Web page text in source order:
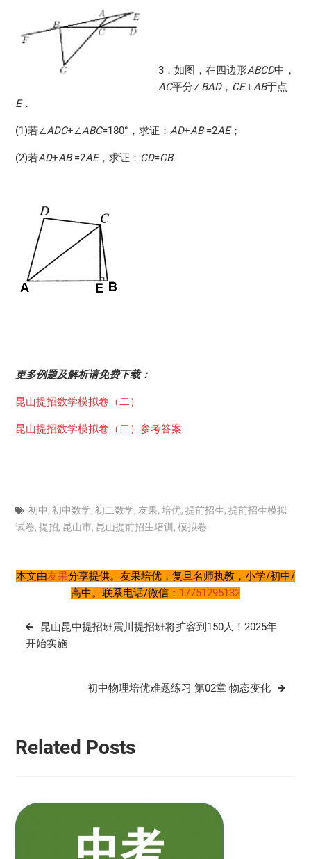
3．如图，在四边形ABCD中，
AC平分∠BAD， CE⊥AB于点
E．
(1)若∠ADC+∠ABC=180°，求证： AD+AB=2AE；
(2)若AD+AB=2AE，求证： CD=CB.
更多例题及解析请免费下载：
昆山提招数学模拟卷（二）
昆山提招数学模拟卷（二）参考答案
初中, 初中数学, 初二数学, 友果, 培优, 提前招生, 提前招生模拟
试卷, 提招, 昆山市, 昆山提前招生培训 , 模拟卷
本文由友果分享提供。友果培优，复旦名师执教，小学/初中/
高中。联系电话/微信： 17751295132
文
章
昆山昆中提招班震川提招班将扩容到150人！2025年
开始实施
初中物理培优难题练习 第02章 物态变化
Related Posts